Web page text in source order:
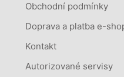
Obchodní podmínky
Doprava a platba e-
Kontakt
Autorizované servisy